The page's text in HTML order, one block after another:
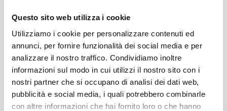
Questo sito web utilizza i cookie
Utilizziamo i cookie per personalizzare contenuti ed
annunci, per fornire funzionalità dei social media e per
analizzare il nostro traffico. Condividiamo inoltre
informazioni sul modo in cui utilizzi il nostro sito con i
nostri partner che si occupano di analisi dei dati web,
pubblicità e social media, i quali potrebbero combinarle
con altre informazioni che hai fornito loro o che hanno